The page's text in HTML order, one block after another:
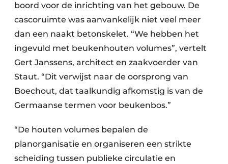
boord voor de inrichting van het gebouw. De
cascoruimte was aanvankelijk niet veel meer
dan een naakt betonskelet. “We hebben het
ingevuld met beukenhouten volumes”, vertelt
Gert Janssens, architect en zaakvoerder van
Staut. “Dit verwijst naar de oorsprong van
Boechout, dat taalkundig afkomstig is van de
Germaanse termen voor beukenbos.”
“De houten volumes bepalen de
planorganisatie en organiseren een strikte
scheiding tussen publieke circulatie en